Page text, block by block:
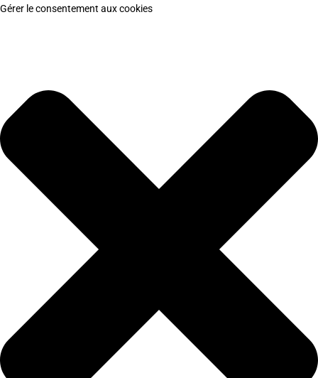
Gérer le consentement aux cookies